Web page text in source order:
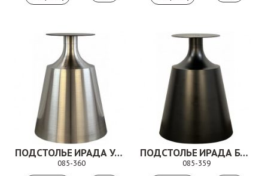
ПОДСТОЛЬЕ ИРАДА УАЙТ
085-360
ПОДСТОЛЬЕ ИРАДА БЛЭК
085-359